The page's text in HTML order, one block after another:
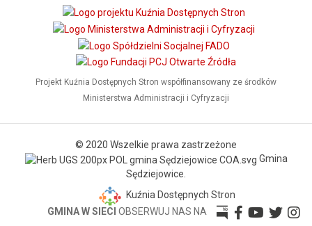
Projekt Kuźnia Dostępnych Stron współfinansowany ze środków
Ministerstwa Administracji i Cyfryzacji
© 2020 Wszelkie prawa zastrzeżone
Gmina
Sędziejowice.
Kuźnia Dostępnych Stron
GMINA W SIECI OBSERWUJ NAS NA